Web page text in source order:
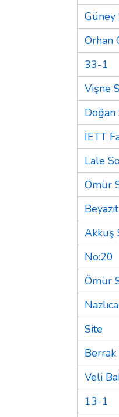
Güney
Orhan
33-1
Vişne
Doğan
İETT
Lale
Ömür
Akkuş
No:20
Ömür
Site
Berrak
Veli
13-1